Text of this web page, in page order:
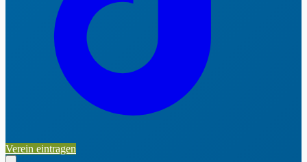
Verein eintragen